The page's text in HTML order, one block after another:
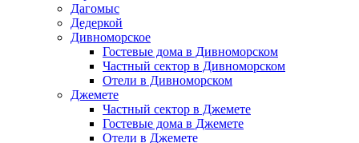
Дагомыс
Дедеркой
Дивноморское
Гостевые дома в Дивноморском
Частный сектор в Дивноморском
Отели в Дивноморском
Джемете
Частный сектор в Джемете
Гостевые дома в Джемете
Отели в Джемете